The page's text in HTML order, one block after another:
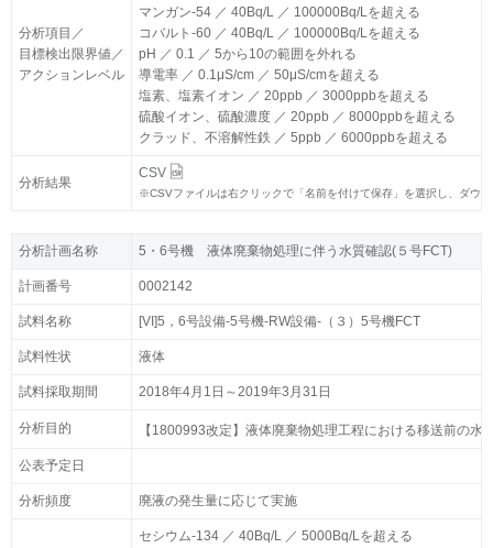
分析項目／
目標検出限界値／
アクションレベル
マンガン-54 ／ 40Bq/L ／ 100000Bq/Lを超える
コバルト-60 ／ 40Bq/L ／ 100000Bq/Lを超える
pH ／ 0.1 ／ 5から10の範囲を外れる
導電率 ／ 0.1μS/cm ／ 50μS/cmを超える
塩素、塩素イオン ／ 20ppb ／ 3000ppbを超える
硫酸イオン、硫酸濃度 ／ 20ppb ／ 8000ppbを超える
クラッド、不溶解性鉄 ／ 5ppb ／ 6000ppbを超える
分析結果
CSV
※CSVファイルは右クリックで「名前を付けて保存」を選択し、ダウ
分析項目／
目標検出限界値／
アクションレベル
マンガン-54 ／ 40Bq/L ／ 100000Bq/Lを超える
コバルト-60 ／ 40Bq/L ／ 100000Bq/Lを超える
pH ／ 0.1 ／ 5から10の範囲を外れる
導電率 ／ 0.1μS/cm ／ 50μS/cmを超える
塩素、塩素イオン ／ 20ppb ／ 3000ppbを超える
硫酸イオン、硫酸濃度 ／ 20ppb ／ 8000ppbを超える
クラッド、不溶解性鉄 ／ 5ppb ／ 6000ppbを超える
分析結果
CSV
※CSVファイルは右クリックで「名前を付けて保存」を選択し、ダウ
分析計画名称 5・6号機 液体廃棄物処理に伴う水質確認(５号FCT)
計画番号 0002142
試料名称 [VI]5，6号設備-5号機-RW設備-（３）5号機FCT
試料性状 液体
試料採取期間 2018年4月1日～2019年3月31日
分析目的 【1800993改定】液体廃棄物処理工程における移送前の
公表予定日
分析頻度 廃液の発生量に応じて実施
セシウム-134 ／ 40Bq/L ／ 5000Bq/Lを超える
分析計画名称 5・6号機 液体廃棄物処理に伴う水質確認(５号FCT)
計画番号 0002142
試料名称 [VI]5，6号設備-5号機-RW設備-（３）5号機FCT
試料性状 液体
試料採取期間 2018年4月1日～2019年3月31日
分析目的 【1800993改定】液体廃棄物処理工程における移送前の
公表予定日
分析頻度 廃液の発生量に応じて実施
セシウム-134 ／ 40Bq/L ／ 5000Bq/Lを超える